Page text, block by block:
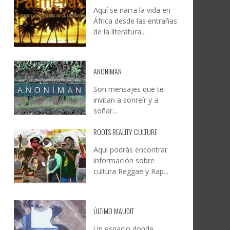
Y
DOCANARIAS CONVOCA A
INSTITUCIONES A REFLEXIONAR
SOBRE LA INTERNACIONALIZACIÓN
CREATIVA CANARIA, 6 AGOSTO, 2026
JESÚS RODRÍGUEZ FALCÓN:
NATURALEZA, CAMINO Y
FOTOGRAFÍA
Aquí se narra la vida en
África desde las entrañas
de la literatura...
ANONIMAN
Son mensajes que te
invitan a sonreír y a
soñar...
ROOTS REALITY CULTURE
Aqui podrás encontrar
información sobre
cultura Reggae y Rap...
ÚLTIMO MAUDIT